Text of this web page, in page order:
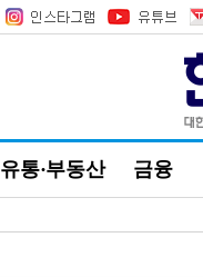
유통·부동산 금융